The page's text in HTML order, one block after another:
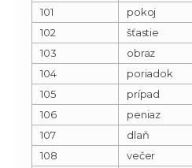
101
pokoj
102
šťastie
103
obraz
104
poriadok
105
prípad
106
peniaz
107
dlaň
108
večer